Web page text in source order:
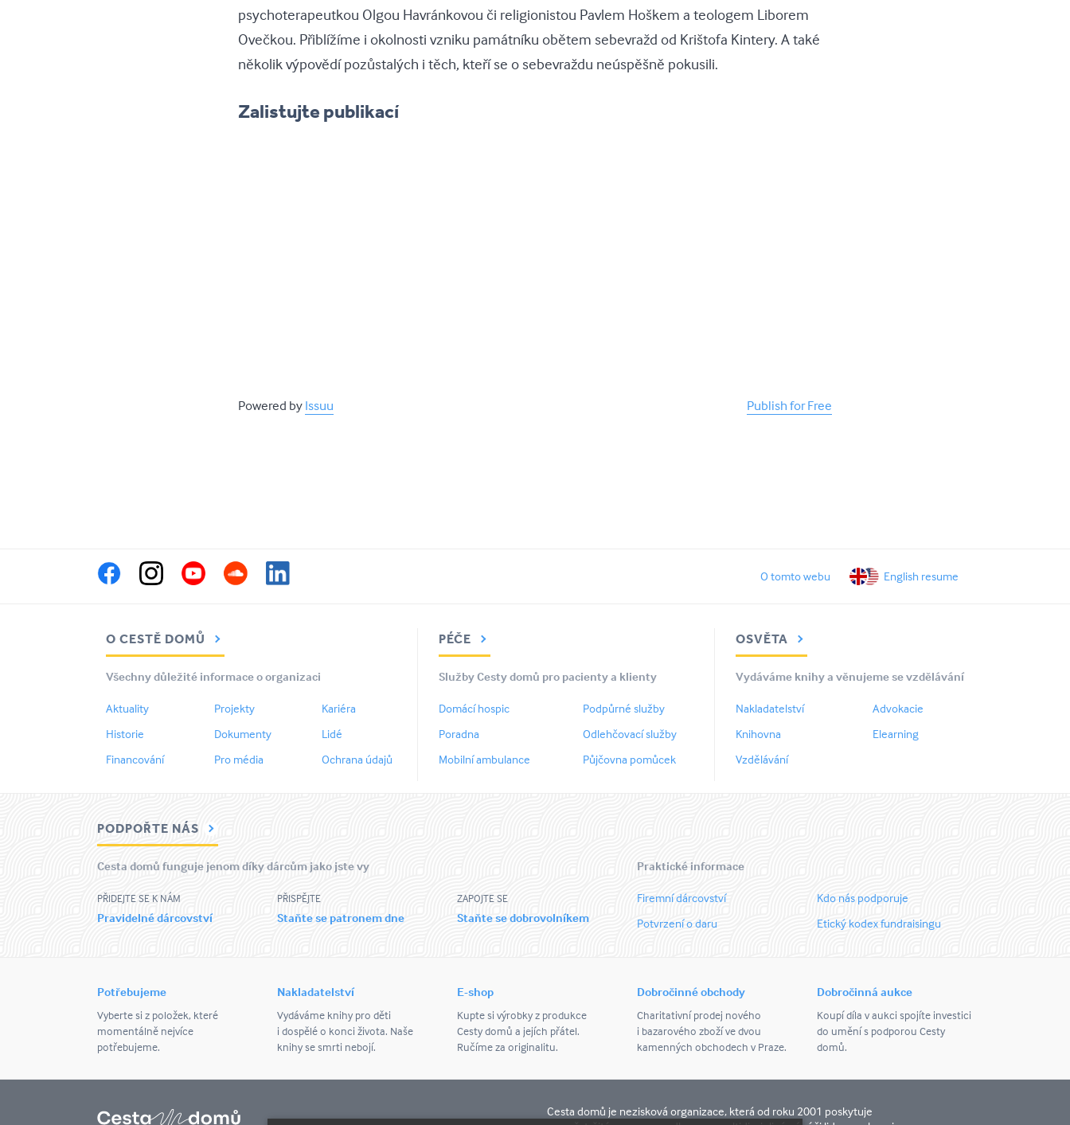
psychoterapeutkou Olgou Havránkovou či religionistou Pavlem Hoškem a teologem Liborem
Ovečkou. Přiblížíme i okolnosti vzniku památníku obětem sebevražd od Krištofa Kintery. A také
několik výpovědí pozůstalých i těch, kteří se o sebevraždu neúspěšně pokusili.
Zalistujte publikací
Powered byIssuu Publish for Free
O tomto webu English resume
O CESTĚ DOMŮ
Všechny důležité informace o organizaci
Aktuality
Historie
Financování
Projekty
Dokumenty
Pro média
Kariéra
Lidé
Ochrana údajů
PÉČE
Služby Cesty domů pro pacienty a klienty
Domácí hospic
Poradna
Mobilní ambulance
Podpůrné služby
Odlehčovací služby
Půjčovna pomůcek
OSVĚTA
Vydáváme knihy a věnujeme se vzdělávání
Nakladatelství
Knihovna
Vzdělávání
Advokacie
Elearning
PODPOŘTE NÁS
Cesta domů funguje jenom díky dárcům jako jste vy
PŘIDEJTE SE K NÁM
Pravidelné dárcovství
PŘISPĚJTE
Staňte se patronem dne
ZAPOJTE SE
Staňte se dobrovolníkem
Praktické informace
Firemní dárcovství
Potvrzení o daru
Kdo nás podporuje
Etický kodex fundraisingu
Potřebujeme
Vyberte si z položek, které
momentálně nejvíce
potřebujeme.
Nakladatelství
Vydáváme knihy pro děti
i dospělé o konci života. Naše
knihy se smrti nebojí.
E-shop
Kupte si výrobky z produkce
Cesty domů a jejích přátel.
Ručíme za originalitu.
Dobročinné obchody
Charitativní prodej nového
i bazarového zboží ve dvou
kamenných obchodech v Praze.
Dobročinná aukce
Koupí díla v aukci spojíte investici
do umění s podporou Cesty
domů.
Cesta domů je nezisková organizace, která od roku 2001 poskytuje